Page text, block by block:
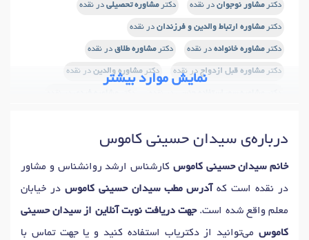
دکترمشاور نوجوان در نقده دکترمشاوره تحصیلی در نقده
دکترمشاوره ارتباط والدین و فرزندان در نقده
دکترمشاوره خانواده در نقده دکترمشاوره طلاق در نقده
دکترمشاوره قبل ازدواج در نقده دکترمشاوره والدین در نقده
دکترمشاور سوگ و فقدان در نقده دکترمشاوره آنلاین و تلفنی
نمایش موارد بیشتر
درباره‌ی سیدان حسینی کاموس
خانم سیدان حسینی کاموس کارشناس ارشد روانشناس و مشاور
در نقده است که آدرس مطب سیدان حسینی کاموس در خیابان
معلم واقع شده است.جهت دریافت نوبت آنلاین از سیدان حسینی
کاموس می‌توانید از دکتریاب استفاده کنید و یا جهت تماس با